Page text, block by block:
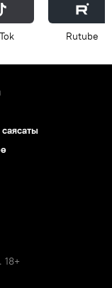
Rutube
18+